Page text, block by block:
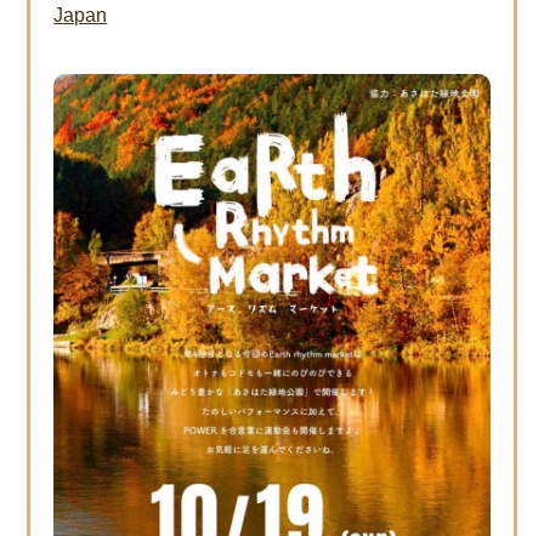
Japan